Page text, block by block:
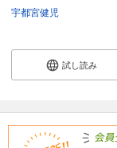
宇都宮健児
試し読み